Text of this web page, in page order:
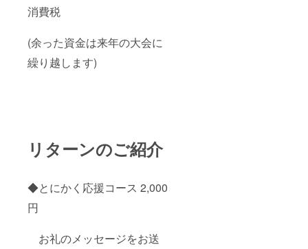
消費税
(余った資金は来年の大会に
繰り越します)
リターンのご紹介
◆とにかく応援コース 2,000
円
お礼のメッセージをお送